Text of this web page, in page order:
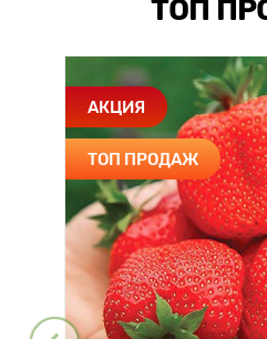
ТОП
АКЦИЯ
ТОП ПРОДАЖ